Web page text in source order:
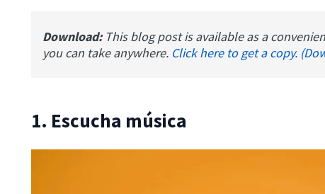
Download: This blog post is available as a
you can take anywhere. Click here to get a copy.
1. Escucha música